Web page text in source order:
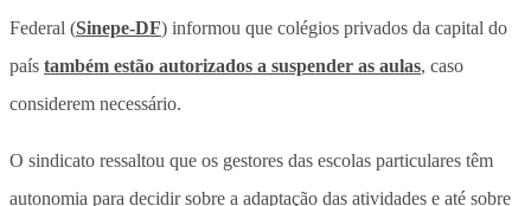
Federal (Sinepe-DF) informou que colégios privados da capital do
país também estão autorizados a suspender as aulas, caso
considerem necessário.
O sindicato ressaltou que os gestores das escolas particulares têm
autonomia para decidir sobre a adaptação das atividades e até sobre